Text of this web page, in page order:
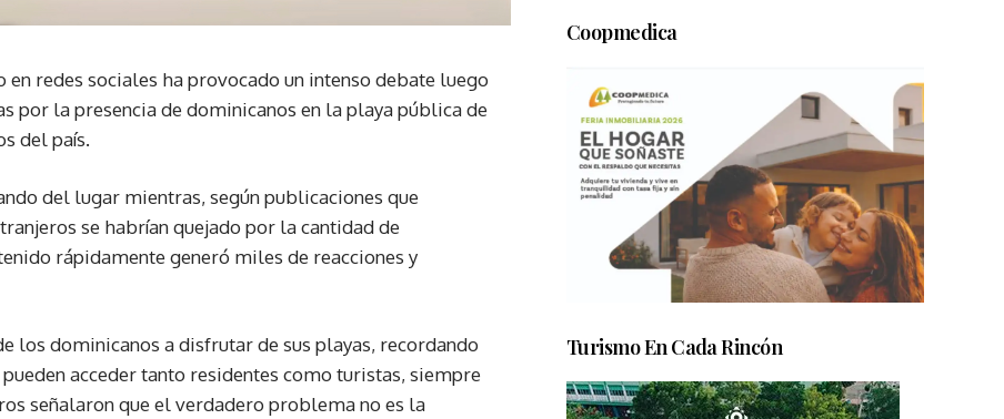
en redes sociales ha provocado un intenso debate luego
por la presencia de dominicanos en la playa pública de
del país.
del lugar mientras, según publicaciones que
se habrían quejado por la cantidad de
rápidamente generó miles de reacciones y
los dominicanos a disfrutar de sus playas, recordando
acceder tanto residentes como turistas, siempre
señalaron que el verdadero problema no es la
Coopmedica
Turismo En Cada Rincón